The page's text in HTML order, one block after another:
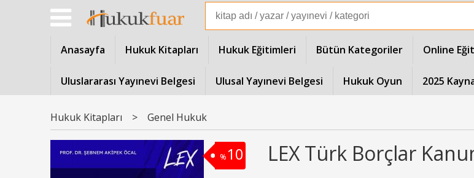
Anasayfa Hukuk Kitapları Hukuk Eğitimleri Bütün Kategoriler Online
Uluslararası Yayınevi Belgesi Ulusal Yayınevi Belgesi Hukuk Oyun 2025
Hukuk Kitapları > Genel Hukuk
%10 LEX Türk Borçlar